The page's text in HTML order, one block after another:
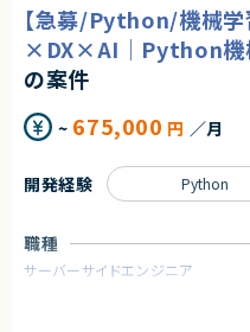
・Terraform
・MySQL
・Redis
・GCP, AWS
【歓迎条件】
・大規模サービスの開発に携わった
・Next.jsの実務経験
・Goの実務経験
・GCP, AWSの実務経験
・フロントエンドのテストを書いたこ
業務委託(準委任契約)
契約元
株式会社LASSIC
エージェントから
★複数案件があるため、フルスタ
ることができる環境です。
★プロフェッショナルな方たちと
・生成AIや大規模言語モデル以外
プロダクトの新規機能に関する企
・既存プロダクトAIの保守運用およ
【必須スキル】
・AIを活用してWebアプリケーショ
・自然言語処理を使用したモデル
・FastAPI の使用した開発経験
・Rust、C#、Java、Goなどの静的
【歓迎スキル】
・Snowflakeなどクラウドデータプ
【急募/Python/機械学
×DX×AI｜Python機
の案件
~ 675,000 円 ／月
職種
サーバーサイドエンジニア
開発経験 Python